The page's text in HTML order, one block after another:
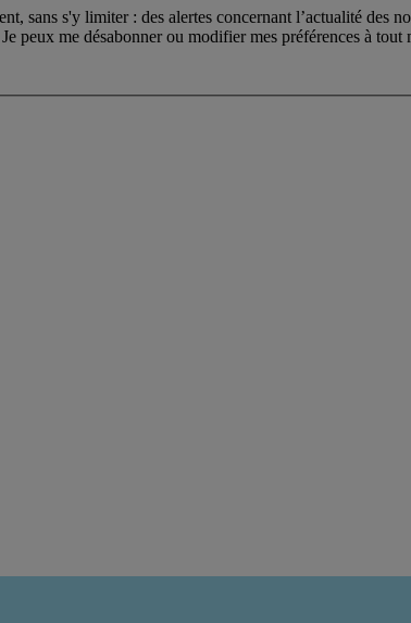
sans s'y limiter : des alertes concernant l’actualité des
peux me désabonner ou modifier mes préférences à